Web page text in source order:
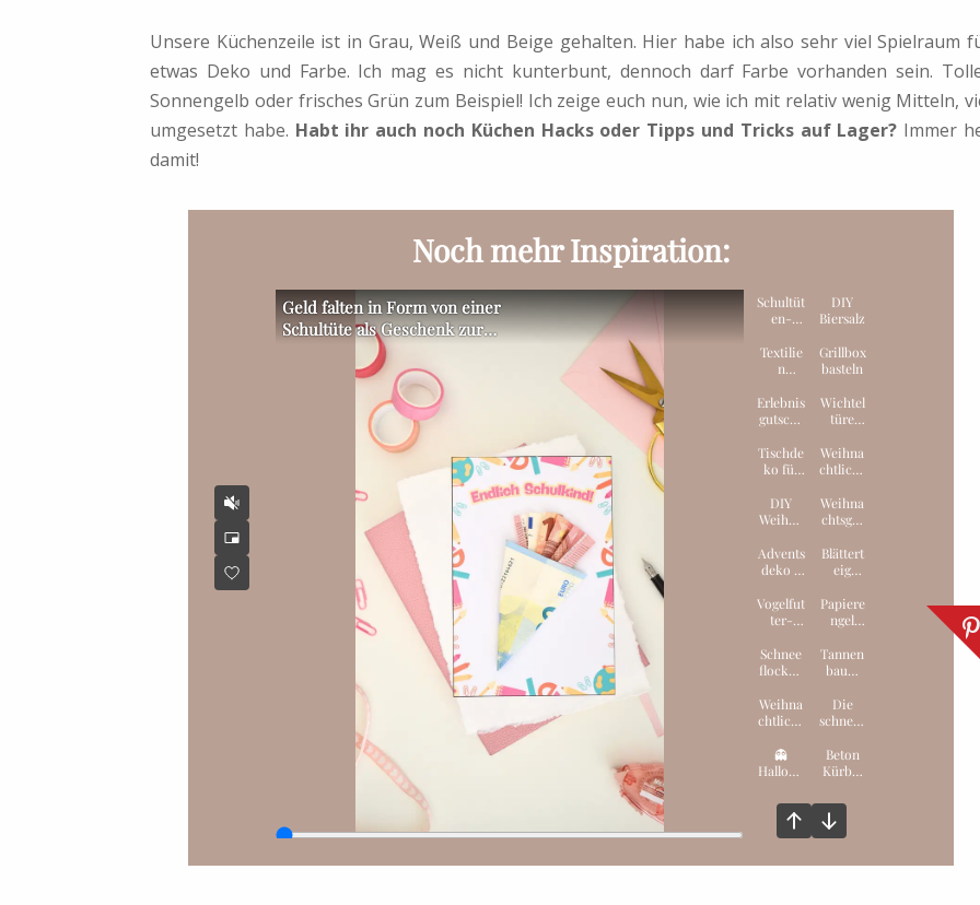
Unsere Küchenzeile ist in Grau, Weiß und Beige gehalten. Hier habe ich also sehr viel Spielraum
etwas Deko und Farbe. Ich mag es nicht kunterbunt, dennoch darf Farbe vorhanden sein.
Sonnengelb oder frisches Grün zum Beispiel! Ich zeige euch nun, wie ich mit relativ wenig Mitteln,
umgesetzt habe. Habt ihr auch noch Küchen Hacks oder Tipps und Tricks auf Lager? Immer
damit!